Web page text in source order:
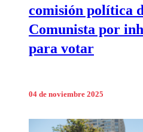
comisión política
Comunista por
para votar
04 de noviembre 2025